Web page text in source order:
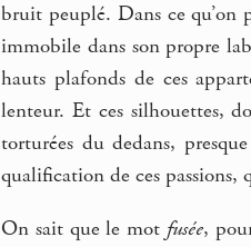
bruit peuplé. Dans ce qu’on
immobile dans son propre
hauts plafonds de ces
lenteur. Et ces silhouettes,
torturées du dedans,
qualification de ces
On sait que le mot fusée,